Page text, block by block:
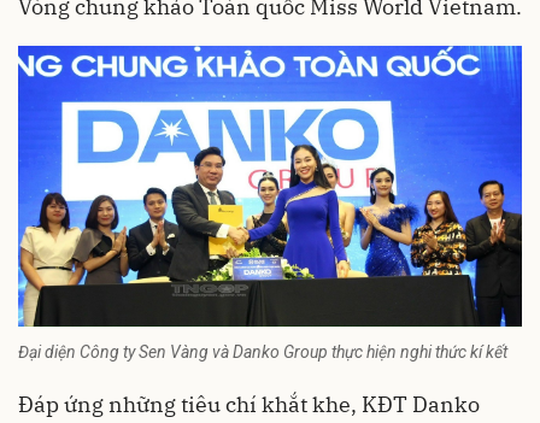
Vòng chung khảo Toàn quốc Miss World Vietnam.
Đại diện Công ty Sen Vàng và Danko Group thực hiện nghi thức kí kết
Đáp ứng những tiêu chí khắt khe, KĐT Danko